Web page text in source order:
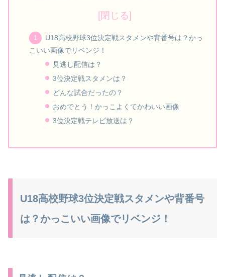
U18高校野球3位決定戦スタメンや背番号は？かっ
こいい画像でリベンジ！
見逃し配信は？
3位決定戦スタメンは？
どんな試合だったの？
おめでとう！かっこよくてかわいい画像
3位決定戦テレビ放送は？
U18高校野球3位決定戦スタメンや背番号
は？かっこいい画像でリベンジ！